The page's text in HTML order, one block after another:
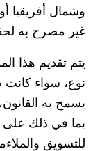
وشمال أفريقيا
غير مصرح به
يتم تقديم هذا
نوع، سواء
يسمح به
بما في ذلك على
للتسويق